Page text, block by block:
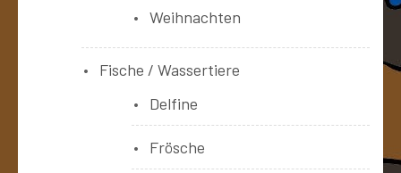
Weihnachten
Fische / Wassertiere
Delfine
Frösche